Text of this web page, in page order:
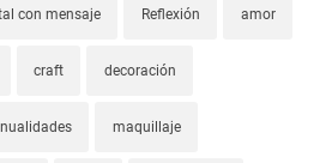
con mensaje Reflexión amor
craft decoración
maquillaje